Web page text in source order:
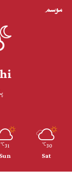
موسم
30
℃
Sat
31
℃
Sun